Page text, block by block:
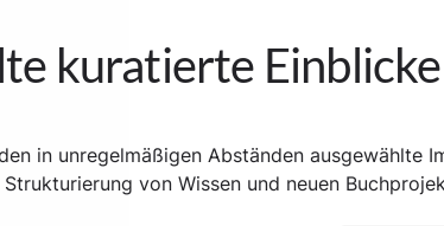
kuratierte Einblicke
in unregelmäßigen Abständen ausgewählte
Strukturierung von Wissen und neuen